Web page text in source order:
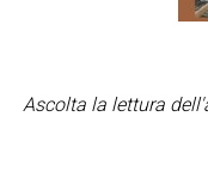
Ascolta la lettura